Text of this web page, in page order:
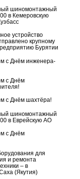
шиномонтажный
в Кемеровскую
устройство
крупному
Бурятии
с Днём инженера-
с Днём
с Днём шахтёра!
шиномонтажный
в Еврейскую АО
с Днём
для
и ремонта
– в
(Якутия)